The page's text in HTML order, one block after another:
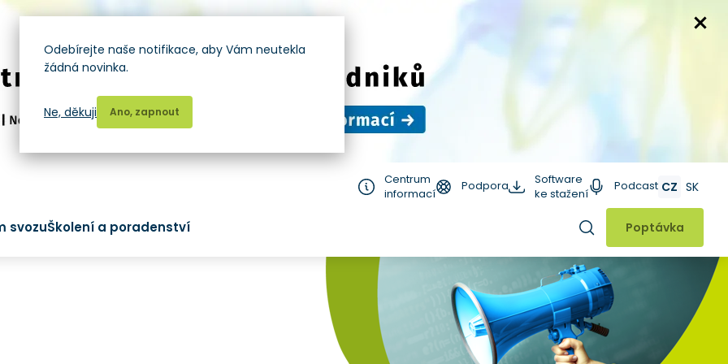
Centrum
informací
Podpora
Software
ke stažení
Podcast CZ SK
svozuŠkolení a poradenství Hledat
Poptávka
Odebírejte naše notifikace, aby Vám neutekla
žádná novinka.
Ano, zapnout
Ne, děkuji